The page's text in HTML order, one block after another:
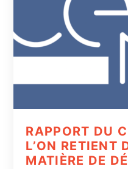
RAPPORT DU
L’ON RETIENT
MATIÈRE DE